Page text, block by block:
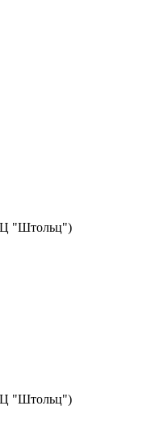
"Штольц")
"Штольц")